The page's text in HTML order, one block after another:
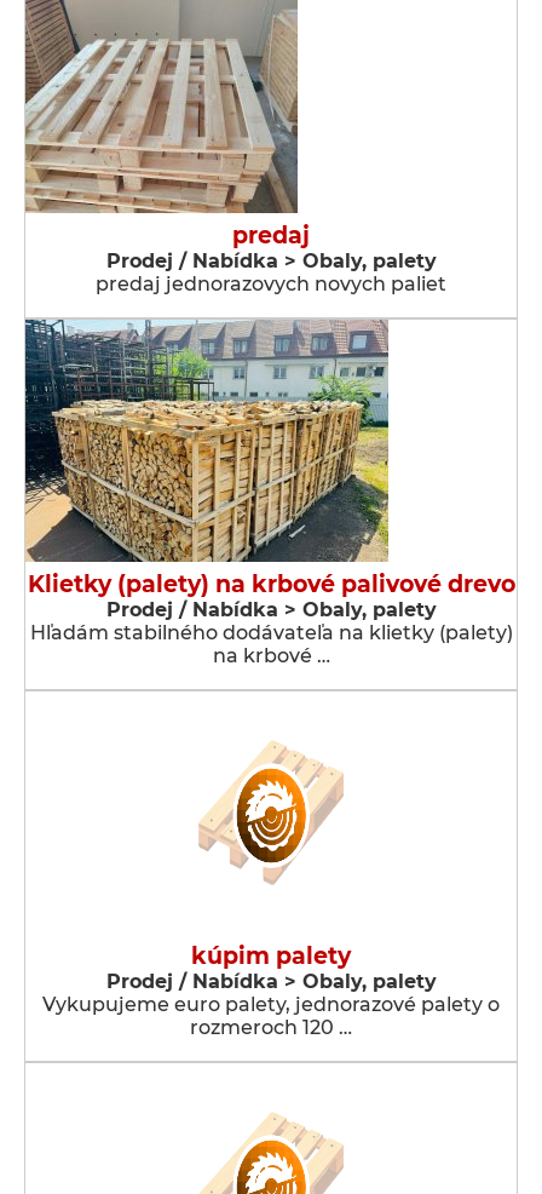
predaj
Prodej / Nabídka > Obaly, palety
predaj jednorazovych novych paliet
Klietky (palety) na krbové palivové drevo
Prodej / Nabídka > Obaly, palety
Hľadám stabilného dodávateľa na klietky (palety)
na krbové …
kúpim palety
Prodej / Nabídka > Obaly, palety
Vykupujeme euro palety, jednorazové palety o
rozmeroch 120 …